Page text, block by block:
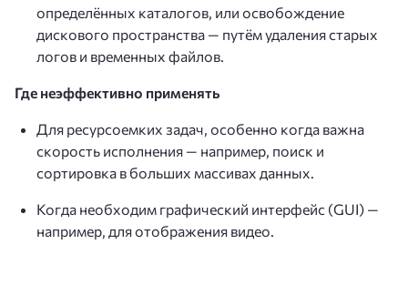
определённых каталогов, или освобождение
дискового пространства — путём удаления старых
логов и временных файлов.
Где неэффективно применять
Для ресурсоемких задач, особенно когда важна
скорость исполнения — например, поиск и
сортировка в больших массивах данных.
Когда необходим графический интерфейс (GUI) —
например, для отображения видео.